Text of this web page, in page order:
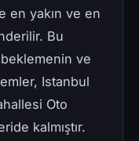
en yakın ve en
Bu
ve
Istanbul
Oto
kalmıştır.